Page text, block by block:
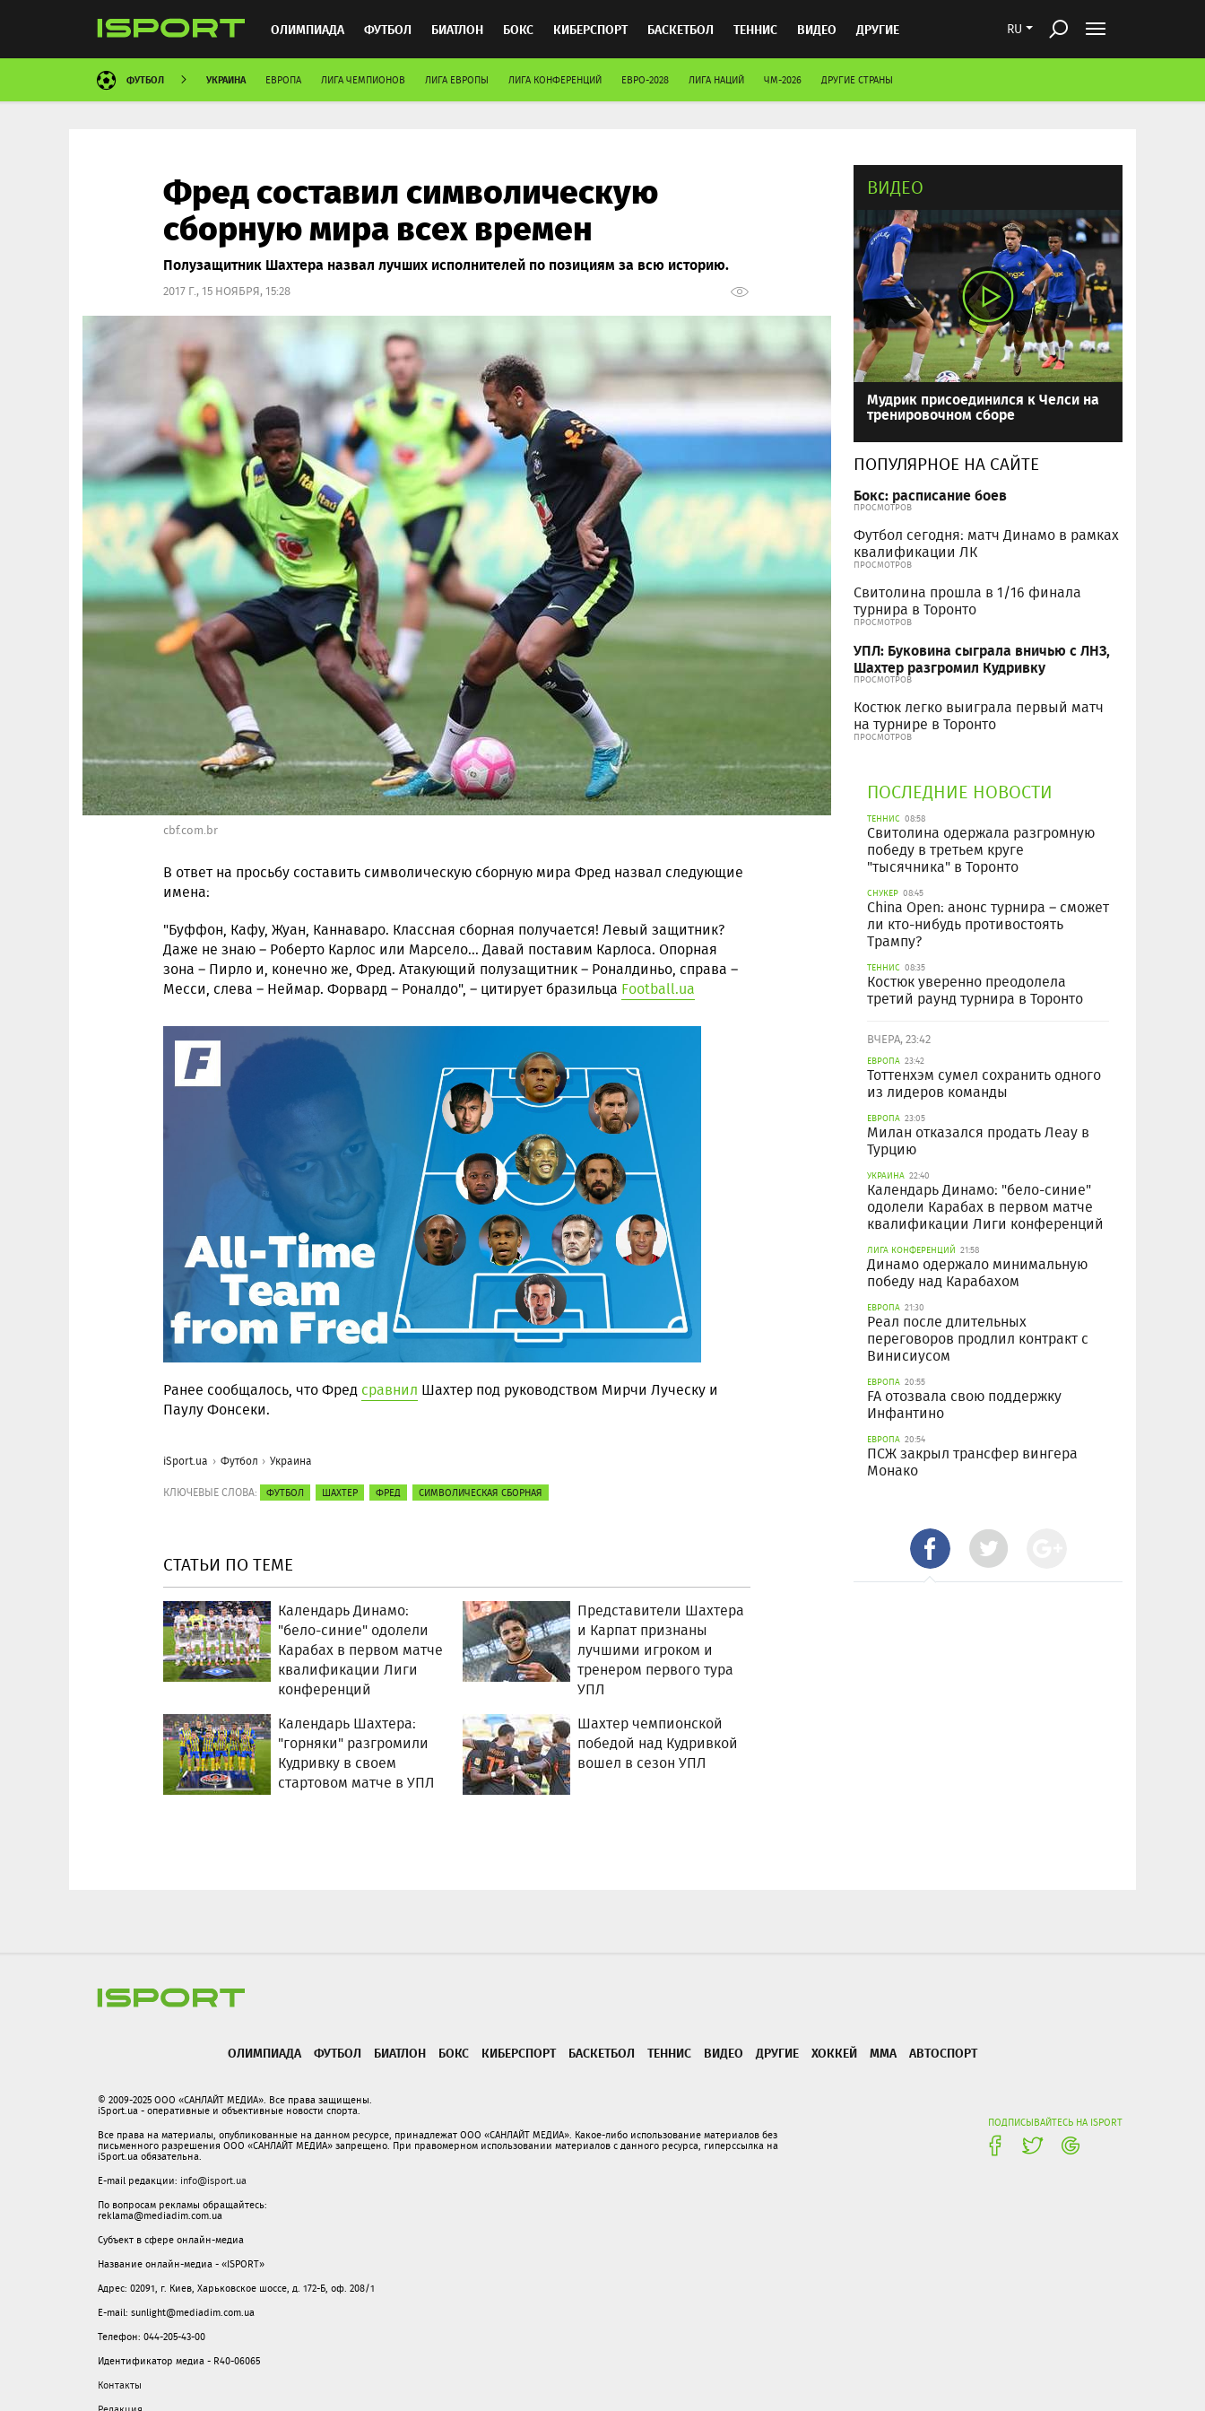
RU
ОЛИМПИАДА ФУТБОЛ БИАТЛОН БОКС КИБЕРСПОРТ БАСКЕТБОЛ ТЕННИС ВИДЕО ДРУГИЕ
ХОККЕЙ ММА АВТОСПОРТ
ФУТБОЛ УКРАИНА ЕВРОПА ЛИГА ЧЕМПИОНОВ ЛИГА ЕВРОПЫ ЛИГА КОНФЕРЕНЦИЙ ЕВРО-2028 ЛИГА НАЦИЙ ЧМ-2026 ДРУГИЕ СТРАНЫ
Фред составил символическую
сборную мира всех времен
Полузащитник Шахтера назвал лучших исполнителей по позициям за всю историю.
2017 Г., 15 НОЯБРЯ, 15:28
cbf.com.br
В ответ на просьбу составить символическую сборную мира Фред назвал следующие
имена:
"Буффон, Кафу, Жуан, Каннаваро. Классная сборная получается! Левый защитник?
Даже не знаю – Роберто Карлос или Марсело... Давай поставим Карлоса. Опорная
зона – Пирло и, конечно же, Фред. Атакующий полузащитник – Роналдиньо, справа –
Месси, слева – Неймар. Форвард – Роналдо", – цитирует бразильца Football.ua
Ранее сообщалось, что Фред сравнил Шахтер под руководством Мирчи Луческу и
Паулу Фонсеки.
iSport.ua Футбол Украина
КЛЮЧЕВЫЕ СЛОВА: ФУТБОЛ ШАХТЕР ФРЕД СИМВОЛИЧЕСКАЯ СБОРНАЯ
СТАТЬИ ПО ТЕМЕ
Календарь Динамо:
"бело-синие" одолели
Карабах в первом матче
квалификации Лиги
конференций
Представители Шахтера
и Карпат признаны
лучшими игроком и
тренером первого тура
УПЛ
Календарь Шахтера:
"горняки" разгромили
Кудривку в своем
стартовом матче в УПЛ
Шахтер чемпионской
победой над Кудривкой
вошел в сезон УПЛ
ВИДЕО
Мудрик присоединился к Челси на
тренировочном сборе
ПОПУЛЯРНОЕ НА САЙТЕ
Бокс: расписание боев
ПРОСМОТРОВ
Футбол сегодня: матч Динамо в рамках
квалификации ЛК
ПРОСМОТРОВ
Свитолина прошла в 1/16 финала
турнира в Торонто
ПРОСМОТРОВ
УПЛ: Буковина сыграла вничью с ЛНЗ,
Шахтер разгромил Кудривку
ПРОСМОТРОВ
Костюк легко выиграла первый матч
на турнире в Торонто
ПРОСМОТРОВ
ПОСЛЕДНИЕ НОВОСТИ
ТЕННИС 08:58
Свитолина одержала разгромную
победу в третьем круге
"тысячника" в Торонто
СНУКЕР 08:45
China Open: анонс турнира – сможет
ли кто-нибудь противостоять
Трампу?
ТЕННИС 08:35
Костюк уверенно преодолела
третий раунд турнира в Торонто
ВЧЕРА, 23:42
ЕВРОПА 23:42
Тоттенхэм сумел сохранить одного
из лидеров команды
ЕВРОПА 23:05
Милан отказался продать Леау в
Турцию
УКРАИНА 22:40
Календарь Динамо: "бело-синие"
одолели Карабах в первом матче
квалификации Лиги конференций
ЛИГА КОНФЕРЕНЦИЙ 21:58
Динамо одержало минимальную
победу над Карабахом
ЕВРОПА 21:30
Реал после длительных
переговоров продлил контракт с
Винисиусом
ЕВРОПА 20:55
FA отозвала свою поддержку
Инфантино
ЕВРОПА 20:54
ПСЖ закрыл трансфер вингера
Монако
ОЛИМПИАДА ФУТБОЛ БИАТЛОН БОКС КИБЕРСПОРТ БАСКЕТБОЛ ТЕННИС ВИДЕО ДРУГИЕ ХОККЕЙ ММА АВТОСПОРТ
ПОДПИСЫВАЙТЕСЬ НА ISPORT
© 2009-2025 ООО «САНЛАЙТ МЕДИА». Все права защищены.
iSport.ua - оперативные и объективные новости спорта.
Все права на материалы, опубликованные на данном ресурсе, принадлежат ООО «САНЛАЙТ МЕДИА». Какое-либо использование материалов без
письменного разрешения ООО «САНЛАЙТ МЕДИА» запрещено. При правомерном использовании материалов с данного ресурса, гиперссылка на
iSport.ua обязательна.
E-mail редакции: info@isport.ua
По вопросам рекламы обращайтесь:
reklama@mediadim.com.ua
Субъект в сфере онлайн-медиа
Название онлайн-медиа - «ISPORT»
Адрес: 02091, г. Киев, Харьковское шоссе, д. 172-Б, оф. 208/1
E-mail: sunlight@mediadim.com.ua
Телефон: 044-205-43-00
Идентификатор медиа - R40-06065
Контакты